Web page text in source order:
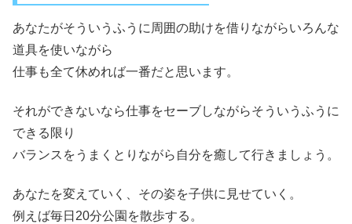
あなたがそういうふうに周囲の助けを借りながらいろんな
道具を使いながら
仕事も全て休めれば一番だと思います。
それができないなら仕事をセーブしながらそういうふうに
できる限り
バランスをうまくとりながら自分を癒して行きましょう。
あなたを変えていく、その姿を子供に見せていく。
例えば毎日20分公園を散歩する。